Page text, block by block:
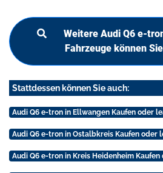
Weitere Audi Q6 e-
Fahrzeuge können
Stattdessen können Sie auch:
Audi Q6 e-tron in Ellwangen Kaufen oder
Audi Q6 e-tron in Ostalbkreis Kaufen oder
Audi Q6 e-tron in Kreis Heidenheim Kaufen